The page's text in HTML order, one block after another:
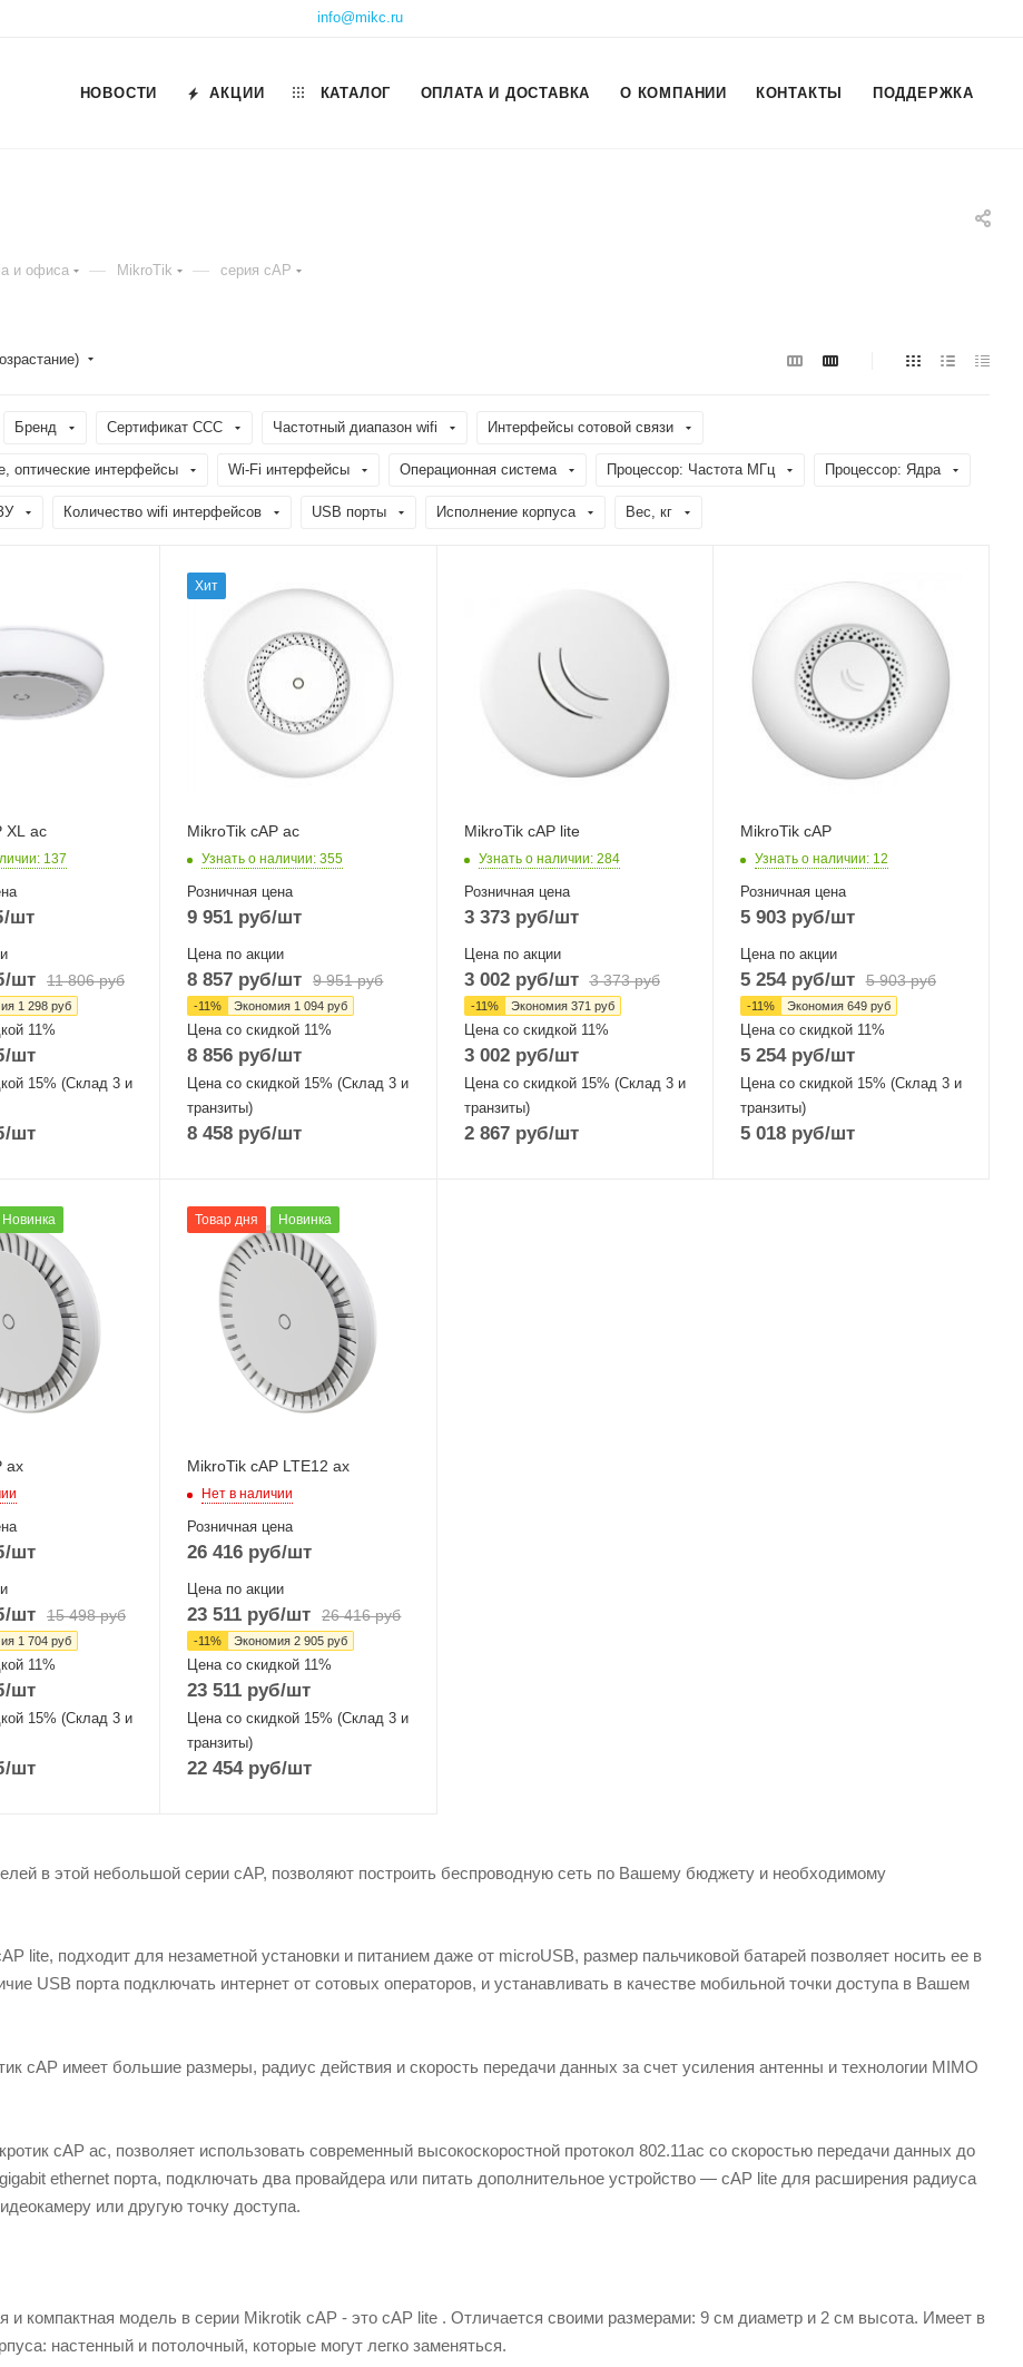
info@mikc.ru
НОВОСТИ АКЦИИ КАТАЛОГ ОПЛАТА И ДОСТАВКА О КОМПАНИИ КОНТАКТЫ ПОДДЕРЖКА
и офиса — MikroTik — серия cAP
Бренд Сертификат ССС Частотный диапазон wifi Интерфейсы сотовой связи
оптические интерфейсы Wi-Fi интерфейсы Операционная система Процессор: Частота МГц Процессор: Ядра
Количество wifi интерфейсов USB порты Исполнение корпуса Вес, кг
XL ac
: 137
/шт
/шт 11 806руб
1 298 руб
11%
/шт
15% (Склад 3 и
/шт
Хит
Проводные,
оптические
2xGigabitEthernet
Wi-Fi интерфейсы
Два: 5 ГГц
802.11a/n/ac
MIMO2x2 + 2,4 ГГЦ
802.11b/g/n
MikroTik cAP ac
Узнать о наличии: 355
Розничная цена
9 951 руб/шт
Цена по акции
8 857 руб/шт 9 951руб
-11% Экономия 1 094 руб
Цена со скидкой 11%
8 856 руб/шт
Цена со скидкой 15% (Склад 3 и
транзиты)
8 458 руб/шт
1x10/100 Mbps
Wi-Fi интерфейсы
2.4 ГГц 802.11b/g/n
MIMO2x2
MikroTik cAP lite
Узнать о наличии: 284
Розничная цена
3 373руб/шт
Цена по акции
3 002руб/шт 3 373руб
-11 % Экономия 371 руб
Цена со скидкой 11%
3 002руб/шт
Цена со скидкой 15% (Склад 3 и
транзиты)
2 867руб/шт
интерфейсы
1x10/100 Mbps
Ethernet
Wi-Fi интерфейсы
2.4 ГГц 802.11b/g/n
MIMO2x2
MikroTik cAP
Узнать о наличии: 12
Розничная цена
5 903руб/шт
Цена по акции
5 254руб/шт 5 903руб
-11 % Экономия 649руб
Цена со скидкой 11%
5 254руб/шт
Цена со скидкой 15% (Склад 3 и
транзиты)
5 018руб/шт
Новинка
ГГЦ
ax
/шт
/шт 15 498руб
1 704 руб
11%
/шт
15% (Склад 3 и
/шт
Товар дня Новинка
Интерфейсы сотовой
связи
Один 2G / 3G /
LTE12
Проводные,
оптические
интерфейсы
2xGigabitEthernet
802.11a/n/ac/ax
MIMO2x2 + 2,4 ГГЦ
MIMO2x2
MikroTik cAP LTE12 ax
Нет в наличии
Розничная цена
26 416 руб/шт
Цена по акции
23 511 руб/шт 26 416руб
-11% Экономия2 905 руб
Цена со скидкой 11%
23 511 руб/шт
Цена со скидкой 15% (Склад 3 и
транзиты)
22 454руб/шт
в этой небольшой серии cAP, позволяют построить беспроводную сеть по Вашему бюджету и необходимому
lite, подходит для незаметной установки и питанием даже от microUSB, размер пальчиковой батарей позволяет носить ее в
USB порта подключать интернет от сотовых операторов, и устанавливать в качестве мобильной точки доступа в Вашем
cAP имеет большие размеры, радиус действия и скорость передачи данных за счет усиления антенны и технологии MIMO
cAP ac, позволяет использовать современный высокоскоростной протокол 802.11ac со скоростью передачи данных до
ethernet порта, подключать два провайдера или питать дополнительное устройство — cAP lite для расширения радиуса
или другую точку доступа.
компактная модель в серии Mikrotik cAP - это cAP lite . Отличается своими размерами: 9 см диаметр и 2 см высота. Имеет в
настенный и потолочный, которые могут легко заменяться.